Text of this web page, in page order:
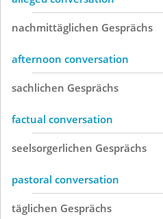
nachmittäglichen Gesprächs
afternoon conversation
sachlichen Gesprächs
factual conversation
seelsorgerlichen Gesprächs
pastoral conversation
täglichen Gesprächs